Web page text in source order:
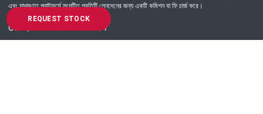
REQUEST STOCK
এবং সাধারণত প্ল্যাটফর্মে সংঘটিত প্রতিটি লেনদেনের জন্য একটি কমিশন বা ফি চার্জ করে।
Got Question? Call us 24/7